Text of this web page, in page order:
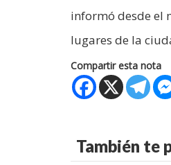
informó desde el
lugares de la
Compartir esta nota
También te